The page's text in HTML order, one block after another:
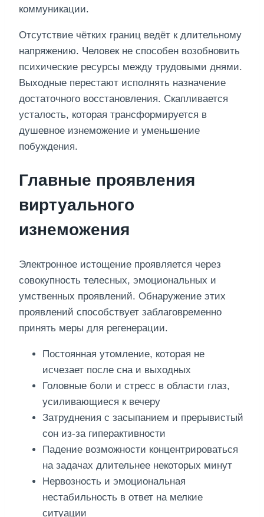
коммуникации.
Отсутствие чётких границ ведёт к длительному
напряжению. Человек не способен возобновить
психические ресурсы между трудовыми днями.
Выходные перестают исполнять назначение
достаточного восстановления. Скапливается
усталость, которая трансформируется в
душевное изнеможение и уменьшение
побуждения.
Главные проявления
виртуального
изнеможения
Электронное истощение проявляется через
совокупность телесных, эмоциональных и
умственных проявлений. Обнаружение этих
проявлений способствует заблаговременно
принять меры для регенерации.
Постоянная утомление, которая не
исчезает после сна и выходных
Головные боли и стресс в области глаз,
усиливающиеся к вечеру
Затруднения с засыпанием и прерывистый
сон из-за гиперактивности
Падение возможности концентрироваться
на задачах длительнее некоторых минут
Нервозность и эмоциональная
нестабильность в ответ на мелкие
ситуации